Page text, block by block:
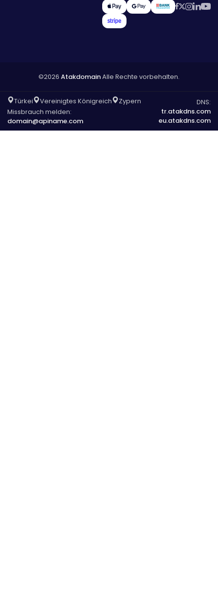
©2026 AtakdomainAlle Rechte vorbehalten.
Türkei Vereinigtes Königreich
Zypern
Missbrauch melden:
domain@apiname.com
DNS:
tr.atakdns.com
eu.atakdns.com